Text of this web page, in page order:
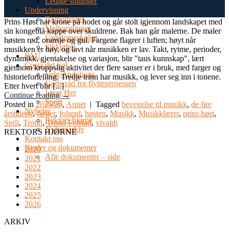
Undervisning
Barnetrinnet
Mellomtrinnet
Ungdomsskolen
Sikkerhet
FAU
Costa del Sol
Velg Andalucia
Gode råd for flytteprosessen
Livet Her
Sport
Nyheter
Rektors hjørne
Nyhetsarkiv
Kontakt oss
Regler og dokumenter
Alle dokumenter – side
Nov
Prins Høst har krone på hodet og går stolt igjennom landskapet med
sin kongeblå kappe over skuldrene. Bak han går malerne. De maler
høsten rød, oransje og gul. Fargene flagrer i luften; høyt når
musikken er høy, og lavt når musikken er lav. Takt, rytme, perioder,
dynamikk, gjentakelse og variasjon, blir "taus kunnskap", lært
gjennom kroppslig aktivitet der flere sanser er i bruk, med farger og
historiefortelling. Tredje trinn har musikk, og lever seg inn i tonene.
Etter hvert blir [...]
Continue reading→
Posted in 2025/26, Annet | Tagged bevegelse til musikk, de fire
årstidene,farger, folstad, høsten, Musikk, Musikklærer, prins høst,
Spill, Trond,Trond Folstad, vivaldi
REKTORS HJØRNE
2020
2021
2022
2023
2024
2025
2026
ARKIV